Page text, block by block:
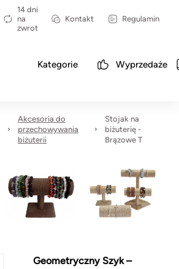
14 dni
na
zwrot
Kontakt Regulamin
Kategorie Wyprzedaże
Akcesoria do
przechowywania
biżuterii
Stojak na
biżuterię -
Brązowe T
Geometryczny Szyk –